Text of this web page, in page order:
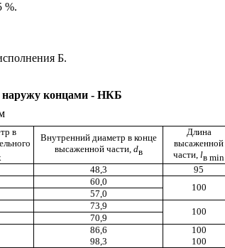
%.
Б.
концами - НКБ
в
Внутренний диаметр в конце
высаженной части, dв
Длина
высаженной
части, lв min
48,3 95
60,0
100
57,0
73,9
100
70,9
86,6 100
98,3 100